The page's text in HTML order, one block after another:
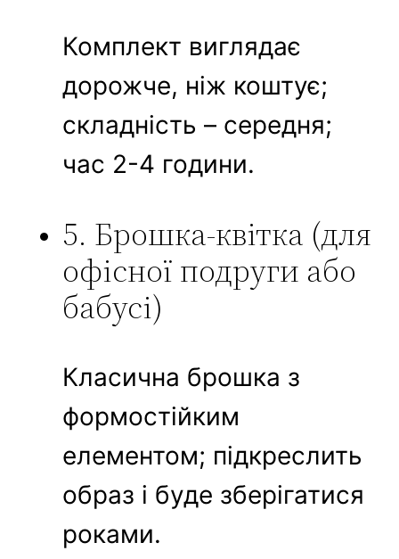
Комплект виглядає
дорожче, ніж коштує;
складність – середня;
час 2-4 години.
5. Брошка-квітка (для
офісної подруги або
бабусі)
Класична брошка з
формостійким
елементом; підкреслить
образ і буде зберігатися
роками.